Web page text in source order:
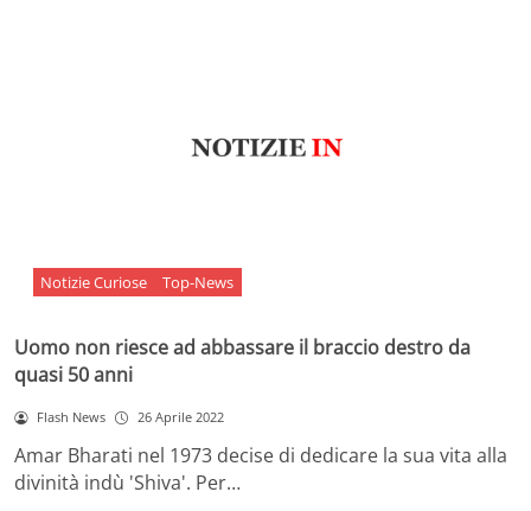
Notizie Curiose Top-News
Uomo non riesce ad abbassare il braccio destro da
quasi 50 anni
Flash News 26 Aprile 2022
Amar Bharati nel 1973 decise di dedicare la sua vita alla
divinità indù 'Shiva'. Per…